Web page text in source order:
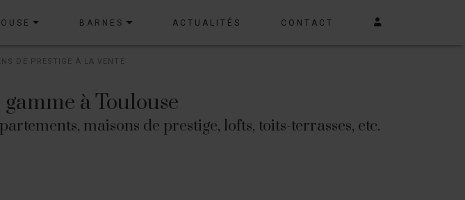
BARNES ACTUALITÉS CONTACT
DE PRESTIGE À LA VENTE
à Toulouse
maisons de prestige, lofts, toits-terrasses, etc.